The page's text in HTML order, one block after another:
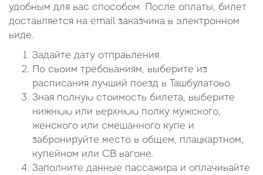
удобным для вас способом. После оплаты, билет
доставляется на email заказчика в электронном
виде.
Задайте дату отправления.
По своим требованиям, выберите из
расписания лучший поезд в Ташбулатово.
Зная полную стоимость билета, выберите
нижнюю или верхнюю полку мужского,
женского или смешанного купе и
забронируйте место в общем, плацкартном,
купейном или СВ вагоне.
Заполните данные пассажира и оплачивайте